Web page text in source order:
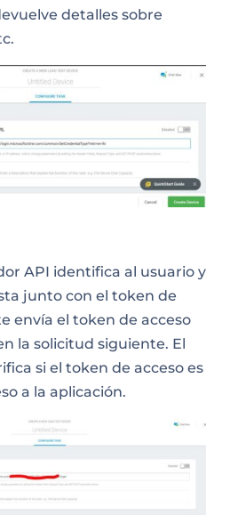
detalles sobre
API identifica al usuario y
junto con el token de
envía el token de acceso
la solicitud siguiente. El
si el token de acceso es
a la aplicación.